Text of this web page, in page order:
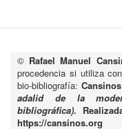
© Rafael Manuel
procedencia si utiliza
bio-bibliografía:
adalid de la
bibliográfica).
https://cansinos.org